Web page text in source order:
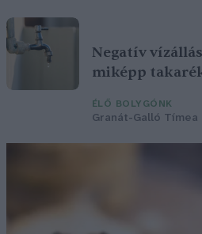
Negatív
miképp
ÉLŐ BOLYGÓNK
Granát-Galló Tímea